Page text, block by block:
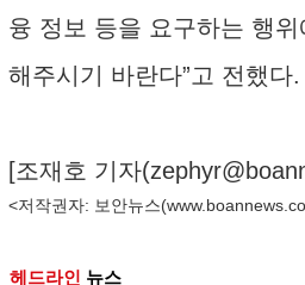
융 정보 등을 요구하는 행
해주시기 바란다”고 전했다.
[조재호 기자(
<저작권자: 보안뉴스(
헤드라인 뉴스